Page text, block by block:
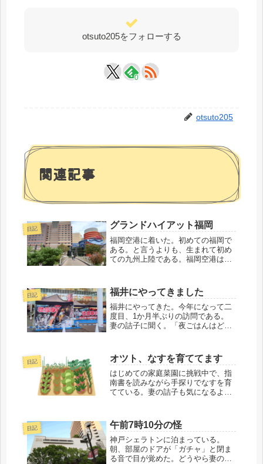
otsuto205をフォローする
0
otsuto205
関連記事
日記 グランドハイアット福岡
福岡空港に着いた。初めての福岡で
ある。と言うよりも、生まれて初め
ての九州上陸である。福岡空港は市
宿泊先であるグランドハイアット福
岡にタクシーで向かう。タクシーの
運転手に九州初上...
日記 福井にやってきました
福井にやってきた。今年になって二
度目、1か月半ぶりの訪問である。
妻の詰子に聞く。「夜ごはんはどう
ぉ」「このカキ小屋、ちょっと前に
名古屋にも来ていたらしいよ」「ほ
ぉ」早速行ってみ...
日記 オツト、なすを育ててます
はじめての家庭菜園に挑戦中で、指
南書を読みながら手探りでなすを育
てている。妻の詰子も気になるよう
て。そうしたら肥料をやるらしい」
「肥料あるの？」「うん、あるよ。
前に買ったヤツ」「...
日記 午前7時10分の怪
神戸シェラトンに泊まっている。
朝、部屋のドアが「ガチャ」と閉ま
る音で目が覚めた。どうやら妻の詰